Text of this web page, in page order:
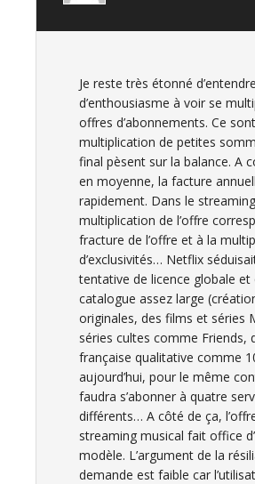
Je reste très étonné
d’enthousiasme à voir se
offres d’abonnements. Ce
multiplication de petites
final pèsent sur la balance. A
en moyenne, la facture
rapidement. Dans le
multiplication de l’offre
fracture de l’offre et à la
d’exclusivités… Netflix
tentative de licence globale
catalogue assez large
originales, des films et séries
séries cultes comme Friends,
française qualitative comme
aujourd’hui, pour le même
faudra s’abonner à quatre
différents… A côté de ça,
streaming musical fait office
modèle. L’argument de la
demande est faible car